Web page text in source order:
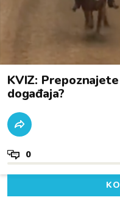
KVIZ:
događaja?
0